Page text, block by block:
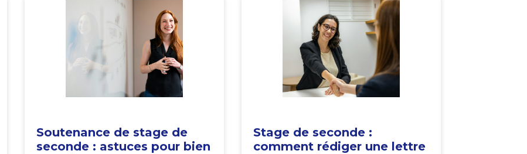
Soutenance de stage de
seconde : astuces pour bien
Stage de seconde :
comment rédiger une lettre